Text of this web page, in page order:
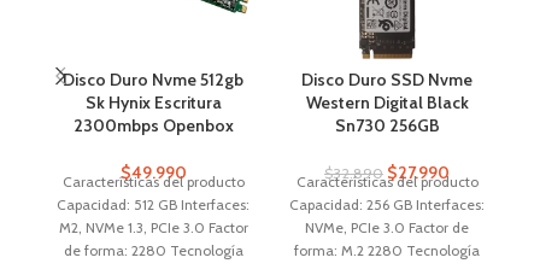
Disco Duro Nvme 512gb
Sk Hynix Escritura
2300mbps Openbox
$49.990
Características del producto
Capacidad: 512 GB Interfaces:
M2, NVMe 1.3, PCIe 3.0 Factor
de forma: 2280 Tecnología
Disco Duro SSD Nvme
Western Digital Black
Sn730 256GB
$32.890 $27.990
Características del producto
Capacidad: 256 GB Interfaces:
NVMe, PCIe 3.0 Factor de
forma: M.2 2280 Tecnología